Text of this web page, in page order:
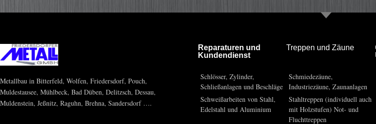
Metallbau in Bitterfeld, Wolfen, Friedersdorf, Pouch,
Muldestausee, Mühlbeck, Bad Düben, Delitzsch, Dessau,
Muldenstein, Jeßnitz, Raguhn, Brehna, Sandersdorf ….
Reparaturen und
Kundendienst
Schlösser, Zylinder,
Schließanlagen und Beschläge
Schweißarbeiten von Stahl,
Edelstahl und Aluminium
Treppen und Zäune
Schmiedezäune,
Industriezäune, Zaunanlagen
Stahltreppen (individuell auch
mit Holzstufen) Not- und
Fluchttreppen